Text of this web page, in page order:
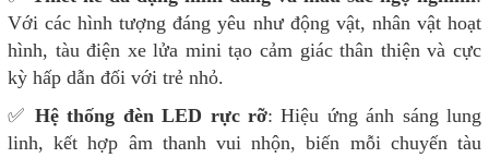
Với các hình tượng đáng yêu như động vật, nhân vật hoạt
hình, tàu điện xe lửa mini tạo cảm giác thân thiện và cực
kỳ hấp dẫn đối với trẻ nhỏ.
✅ Hệ thống đèn LED rực rỡ: Hiệu ứng ánh sáng lung
linh, kết hợp âm thanh vui nhộn, biến mỗi chuyến tàu